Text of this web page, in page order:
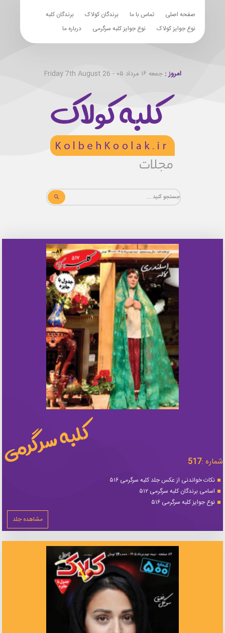
صفحه اصلی تماس با ما برندگان کولاک
برندگان کلبه
نوع جوایز کولاک
نوع جوایز کلبه سرگرمی درباره ما
امروز :جمعه ۱۶ مرداد ۰۵ - Friday 7th August 26
شماره :517
نکات خواندنی از عکس جلد کلبه سرگرمی ۵۱۶
اسامی برندگان کلبه سرگرمی ۵۱۲
نوع جوایز کلبه سرگرمی ۵۱۶
مشاهده جلد